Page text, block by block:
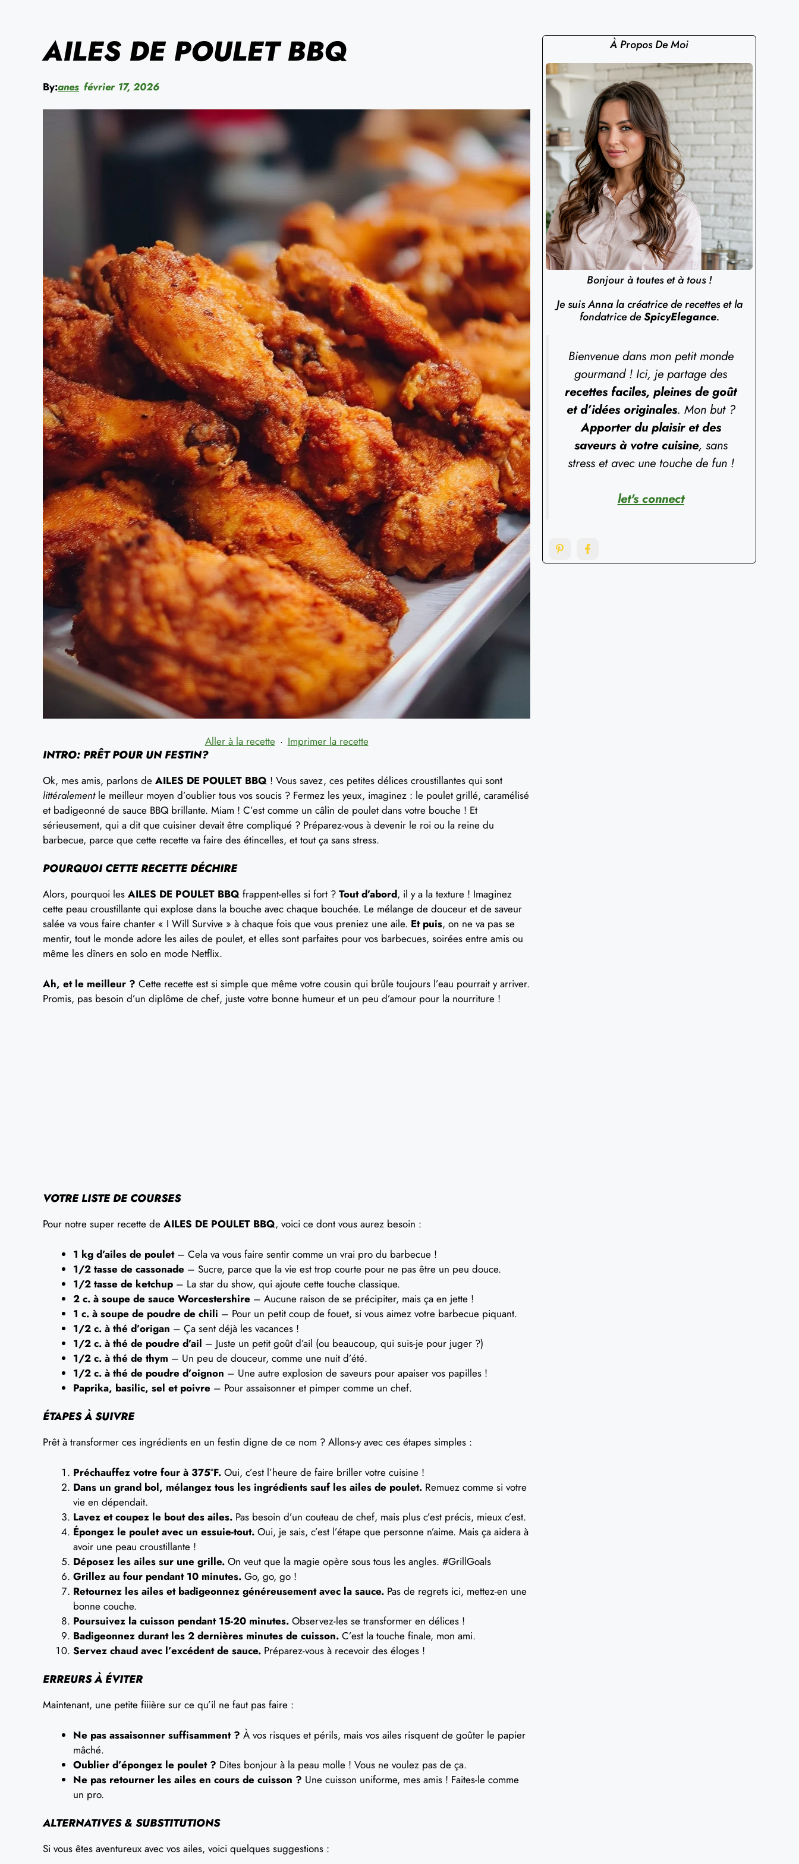
AILES DE POULET BBQ
By:anes février 17, 2026
Aller à la recette · Imprimer la recette
INTRO: PRÊT POUR UN FESTIN?
Ok, mes amis, parlons de AILES DE POULET BBQ ! Vous savez, ces petites délices croustillantes qui sont
littéralementle meilleur moyen d’oublier tous vos soucis ? Fermez les yeux, imaginez : le poulet grillé, caramélisé
et badigeonné de sauce BBQ brillante. Miam ! C’est comme un câlin de poulet dans votre bouche ! Et
sérieusement, qui a dit que cuisiner devait être compliqué ? Préparez-vous à devenir le roi ou la reine du
barbecue, parce que cette recette va faire des étincelles, et tout ça sans stress.
POURQUOI CETTE RECETTE DÉCHIRE
Alors, pourquoi les AILES DE POULET BBQ frappent-elles si fort ? Tout d’abord, il y a la texture ! Imaginez
cette peau croustillante qui explose dans la bouche avec chaque bouchée. Le mélange de douceur et de saveur
salée va vous faire chanter « I Will Survive » à chaque fois que vous preniez une aile. Et puis, on ne va pas se
mentir, tout le monde adore les ailes de poulet, et elles sont parfaites pour vos barbecues, soirées entre amis ou
même les dîners en solo en mode Netflix.
Ah, et le meilleur ? Cette recette est si simple que même votre cousin qui brûle toujours l’eau pourrait y arriver.
Promis, pas besoin d’un diplôme de chef, juste votre bonne humeur et un peu d’amour pour la nourriture !
VOTRE LISTE DE COURSES
Pour notre super recette de AILES DE POULET BBQ, voici ce dont vous aurez besoin :
1 kg d’ailes de poulet– Cela va vous faire sentir comme un vrai pro du barbecue !
1/2 tasse de cassonade – Sucre, parce que la vie est trop courte pour ne pas être un peu douce.
1/2 tasse de ketchup – La star du show, qui ajoute cette touche classique.
2 c. à soupe de sauce Worcestershire – Aucune raison de se précipiter, mais ça en jette !
1 c. à soupe de poudre de chili – Pour un petit coup de fouet, si vous aimez votre barbecue piquant.
1/2 c. à thé d’origan – Ça sent déjà les vacances !
1/2 c. à thé de poudre d’ail – Juste un petit goût d’ail (ou beaucoup, qui suis-je pour juger ?)
1/2 c. à thé de thym – Un peu de douceur, comme une nuit d’été.
1/2 c. à thé de poudre d’oignon – Une autre explosion de saveurs pour apaiser vos papilles !
Paprika, basilic, sel et poivre – Pour assaisonner et pimper comme un chef.
ÉTAPES À SUIVRE
Prêt à transformer ces ingrédients en un festin digne de ce nom ? Allons-y avec ces étapes simples :
Préchauffez votre four à 375°F. Oui, c’est l’heure de faire briller votre cuisine !
Dans un grand bol, mélangez tous les ingrédients sauf les ailes de poulet. Remuez comme si votre
vie en dépendait.
Lavez et coupez le bout des ailes. Pas besoin d’un couteau de chef, mais plus c’est précis, mieux c’est.
Épongez le poulet avec un essuie-tout. Oui, je sais, c’est l’étape que personne n’aime. Mais ça aidera à
avoir une peau croustillante !
Déposez les ailes sur une grille. On veut que la magie opère sous tous les angles. #GrillGoals
Grillez au four pendant 10 minutes. Go, go, go !
Retournez les ailes et badigeonnez généreusement avec la sauce. Pas de regrets ici, mettez-en une
bonne couche.
Poursuivez la cuisson pendant 15-20 minutes. Observez-les se transformer en délices !
Badigeonnez durant les 2 dernières minutes de cuisson. C’est la touche finale, mon ami.
Servez chaud avec l’excédent de sauce. Préparez-vous à recevoir des éloges !
ERREURS À ÉVITER
Maintenant, une petite fiiière sur ce qu’il ne faut pas faire :
Ne pas assaisonner suffisamment ? À vos risques et périls, mais vos ailes risquent de goûter le papier
mâché.
Oublier d’épongez le poulet ? Dites bonjour à la peau molle ! Vous ne voulez pas de ça.
Ne pas retourner les ailes en cours de cuisson ? Une cuisson uniforme, mes amis ! Faites-le comme
un pro.
ALTERNATIVES & SUBSTITUTIONS
Si vous êtes aventureux avec vos ailes, voici quelques suggestions :
À Propos De Moi
Bonjour à toutes et à tous !
Je suis Anna la créatrice de recettes et la
fondatrice deSpicyElegance.
Bienvenue dans mon petit monde
gourmand ! Ici, je partage des
recettes faciles, pleines de goût
et d’idées originales. Mon but ?
Apporter du plaisir et des
saveurs à votre cuisine, sans
stress et avec une touche de fun !
let's connect